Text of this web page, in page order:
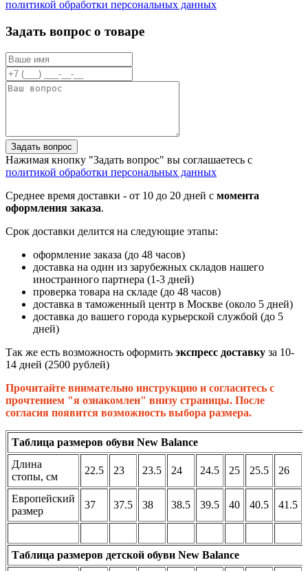
политикой обработки персональных данных
Задать вопрос о товаре
Задать вопрос
Нажимая кнопку "Задать вопрос" вы соглашаетесь с
политикой обработки персональных данных
Среднее время доставки - от 10 до 20 дней с момента
оформления заказа.
Срок доставки делится на следующие этапы:
оформление заказа (до 48 часов)
доставка на один из зарубежных складов нашего
иностранного партнера (1-3 дней)
проверка товара на складе (до 48 часов)
доставка в таможенный центр в Москве (около 5 дней)
доставка до вашего города курьерской службой (до 5
дней)
Так же есть возможность оформить экспресс доставку за 10-
14 дней (2500 рублей)
Прочитайте внимательно инструкцию и согласитесь с
прочтением "я ознакомлен" внизу страницы. После
согласия появится возможность выбора размера.
Таблица размеров обуви New Balance
Длина
стопы, см
22.5 23 23.5 24 24.5 25 25.5 26
Европейский
размер
37 37.5 38 38.5 39.5 40 40.5 41.5
Таблица размеров детской обуви New Balance